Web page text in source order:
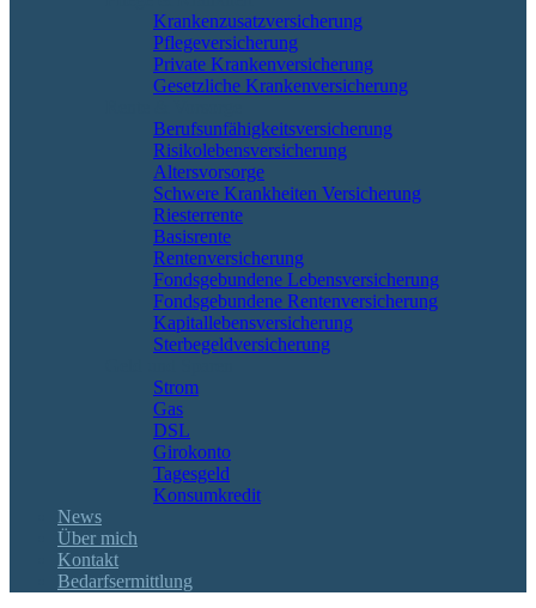
Krankenzusatzversicherung
Pflegeversicherung
Private Krankenversicherung
Gesetzliche Krankenversicherung
Berufs­unfähigkeitsversicherung
Risikolebensversicherung
Altersvorsorge
Schwere Krankheiten Versicherung
Riesterrente
Basisrente
Rentenversicherung
Fondsgebundene Lebensversicherung
Fondsgebundene Rentenversicherung
Kapitallebensversicherung
Sterbegeldversicherung
Strom
Gas
DSL
Girokonto
Tagesgeld
Konsumkredit
News
Über mich
Kontakt
Bedarfsermittlung